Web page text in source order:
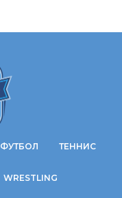
ФУТБОЛ ТЕННИС
WRESTLING